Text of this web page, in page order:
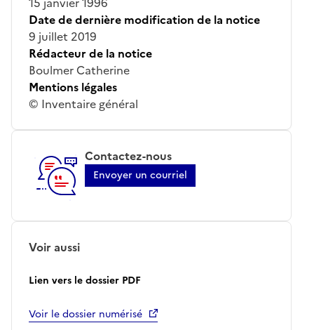
Date de dernière modification de la notice
9 juillet 2019
Rédacteur de la notice
Boulmer Catherine
Mentions légales
© Inventaire général
Contactez-nous
Envoyer un courriel
Voir aussi
Lien vers le dossier PDF
Voir le dossier numérisé